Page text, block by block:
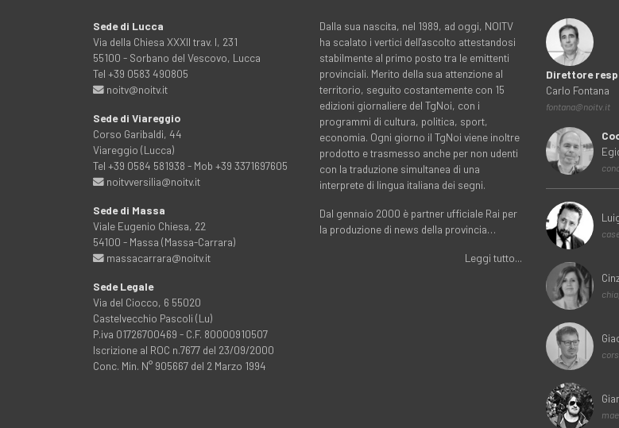
Sede di Lucca
Via della Chiesa XXXII trav. I, 231
55100 - Sorbano del Vescovo, Lucca
Tel +39 0583 490805
noitv@noitv.it
Sede di Viareggio
Corso Garibaldi, 44
Viareggio (Lucca)
Tel +39 0584 581938 - Mob +39 3371697605
noitvversilia@noitv.it
Sede di Massa
Viale Eugenio Chiesa, 22
54100 - Massa (Massa-Carrara)
massacarrara@noitv.it
Sede Legale
Via del Ciocco, 6 55020
Castelvecchio Pascoli (Lu)
P.iva 01726700469 - C.F. 80000910507
Iscrizione al ROC n.7677 del 23/09/2000
Conc. Min. N° 905667 del 2 Marzo 1994
Dalla sua nascita, nel 1989, ad oggi, NOITV
ha scalato i vertici dell'ascolto attestandosi
stabilmente al primo posto tra le emittenti
provinciali. Merito della sua attenzione al
territorio, seguito costantemente con 15
edizioni giornaliere del TgNoi, con i
programmi di cultura, politica, sport,
economia. Ogni giorno il TgNoi viene inoltre
prodotto e trasmesso anche per non udenti
con la traduzione simultanea di una
interprete di lingua italiana dei segni.
Dal gennaio 2000 è partner ufficiale Rai per
la produzione di news della provincia…
Leggi tutto...
Direttore
Carlo Fontana
fontana@noitv.it